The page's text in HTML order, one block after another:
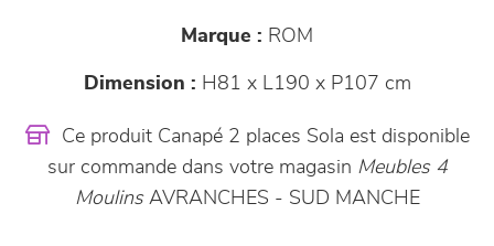
Marque : ROM
Dimension : H81 x L190 x P107 cm
Ce produit Canapé 2 places Sola est disponible
sur commande dans votre magasin Meubles 4
MoulinsAVRANCHES - SUD MANCHE